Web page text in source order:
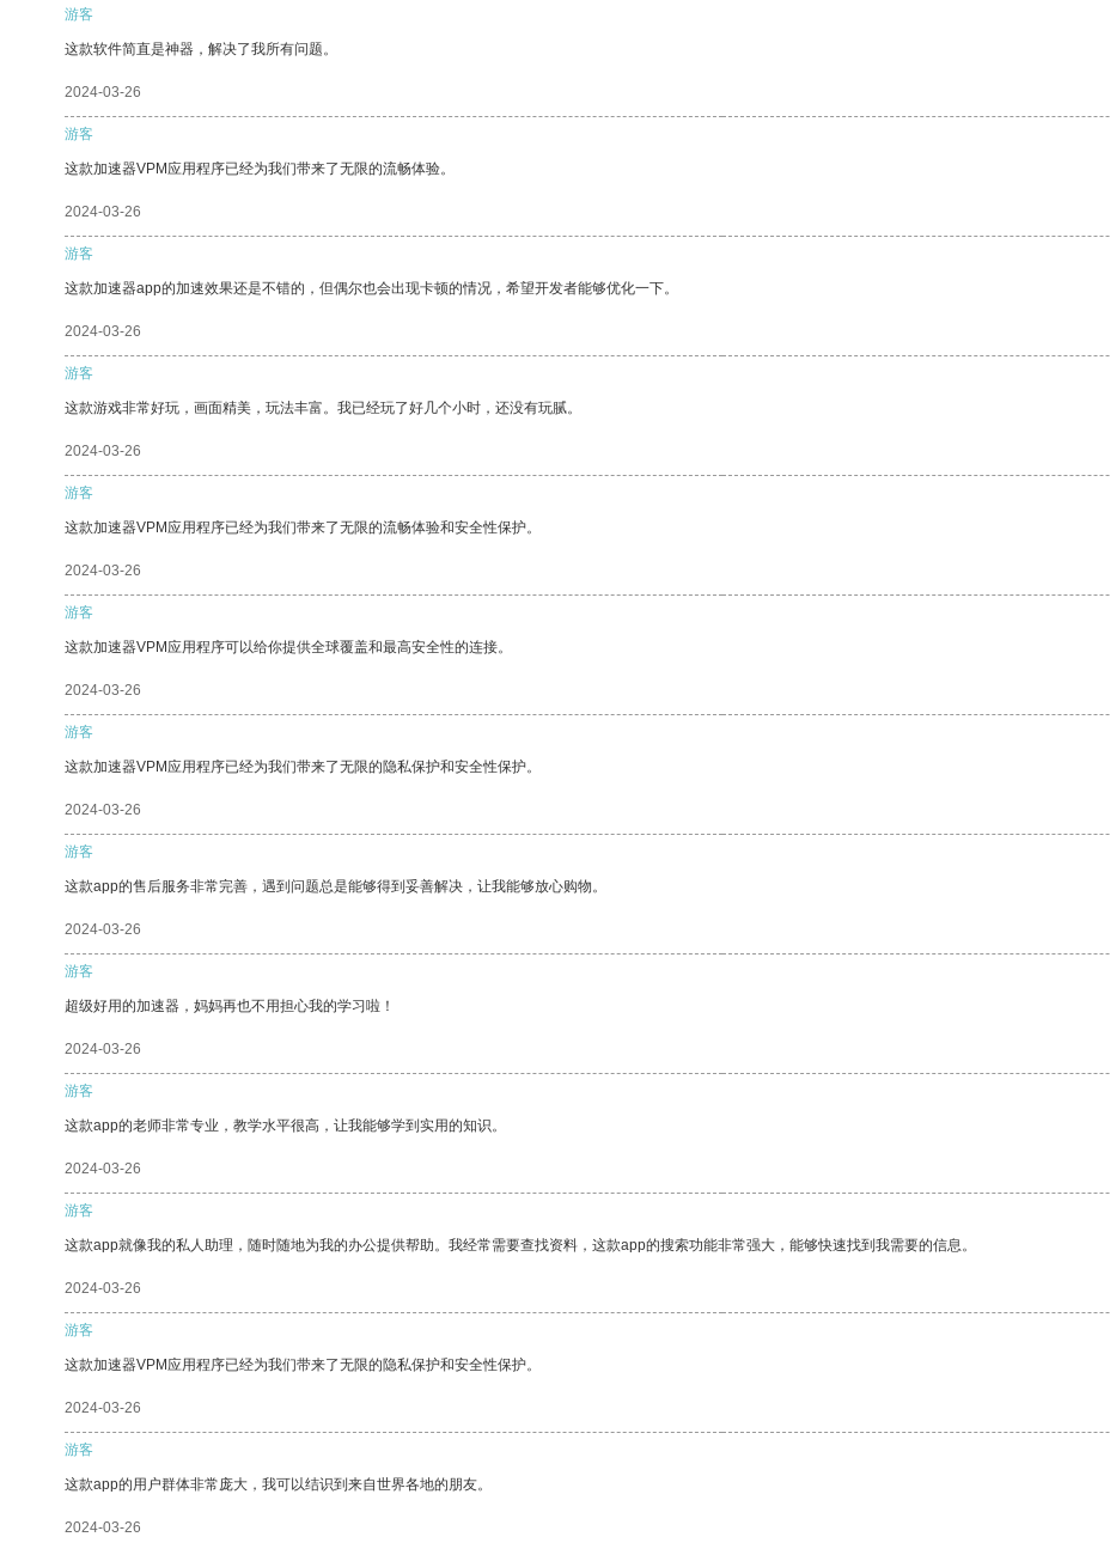
游客
这款软件简直是神器，解决了我所有问题。
2024-03-26
游客
这款加速器VPM应用程序已经为我们带来了无限的流畅体验。
2024-03-26
游客
这款加速器app的加速效果还是不错的，但偶尔也会出现卡顿的情况，希望开发者能够优化一下。
2024-03-26
游客
这款游戏非常好玩，画面精美，玩法丰富。我已经玩了好几个小时，还没有玩腻。
2024-03-26
游客
这款加速器VPM应用程序已经为我们带来了无限的流畅体验和安全性保护。
2024-03-26
游客
这款加速器VPM应用程序可以给你提供全球覆盖和最高安全性的连接。
2024-03-26
游客
这款加速器VPM应用程序已经为我们带来了无限的隐私保护和安全性保护。
2024-03-26
游客
这款app的售后服务非常完善，遇到问题总是能够得到妥善解决，让我能够放心购物。
2024-03-26
游客
超级好用的加速器，妈妈再也不用担心我的学习啦！
2024-03-26
游客
这款app的老师非常专业，教学水平很高，让我能够学到实用的知识。
2024-03-26
游客
这款app就像我的私人助理，随时随地为我的办公提供帮助。我经常需要查找资料，这款app的搜索功能非常强大，能够快速找到我需要的信息。
2024-03-26
游客
这款加速器VPM应用程序已经为我们带来了无限的隐私保护和安全性保护。
2024-03-26
游客
这款app的用户群体非常庞大，我可以结识到来自世界各地的朋友。
2024-03-26